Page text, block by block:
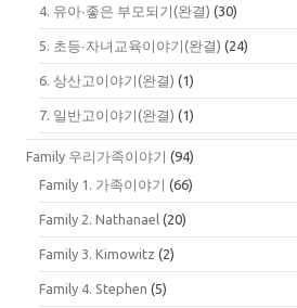
4. 유아∙좋은 부모되기(완결) (30)
5. 초등∙자녀교육이야기(완결) (24)
6. 상산고이야기(완결) (1)
7. 일반고이야기(완결) (1)
Family 우리가족이야기 (94)
Family 1. 가족이야기 (66)
Family 2. Nathanael (20)
Family 3. Kimowitz (2)
Family 4. Stephen (5)